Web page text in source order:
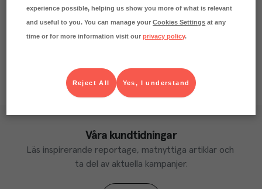
Våra kundtidningar
Läs inspirerande reportage, matnyttiga artiklar och
ta del av aktuella kampanjer.
experience possible, helping us show you more of what is relevant
and useful to you. You can manage yourCookies Settings at any
time or for more information visit ourprivacy policy.
Yes, I understand
Reject All